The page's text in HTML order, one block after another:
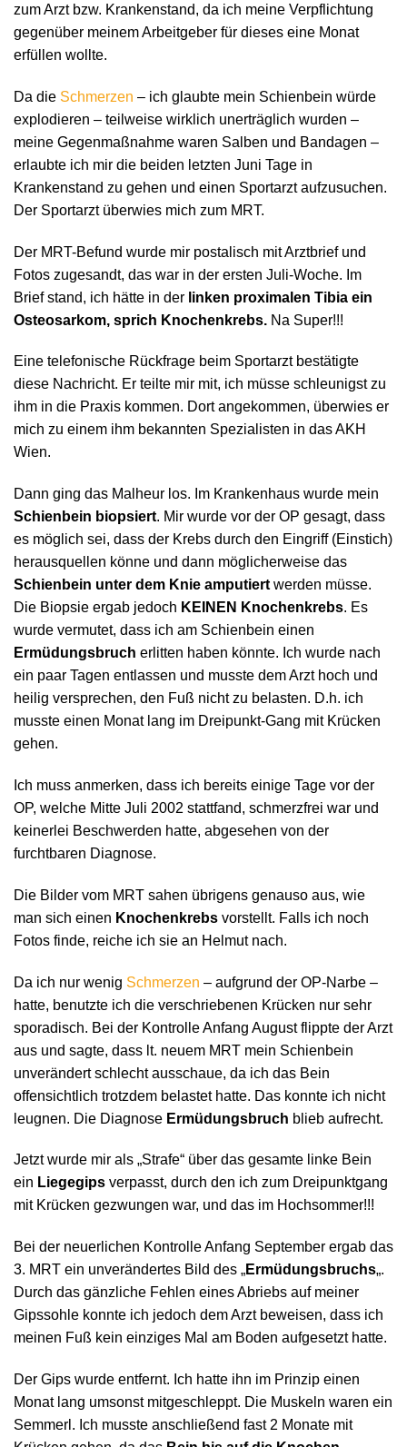
zum Arzt bzw. Krankenstand, da ich meine Verpflichtung
gegenüber meinem Arbeitgeber für dieses eine Monat
erfüllen wollte.
Da die Schmerzen – ich glaubte mein Schienbein würde
explodieren – teilweise wirklich unerträglich wurden –
meine Gegenmaßnahme waren Salben und Bandagen –
erlaubte ich mir die beiden letzten Juni Tage in
Krankenstand zu gehen und einen Sportarzt aufzusuchen.
Der Sportarzt überwies mich zum MRT.
Der MRT-Befund wurde mir postalisch mit Arztbrief und
Fotos zugesandt, das war in der ersten Juli-Woche. Im
Brief stand, ich hätte in der linken proximalen Tibia ein
Osteosarkom, sprich Knochenkrebs. Na Super!!!
Eine telefonische Rückfrage beim Sportarzt bestätigte
diese Nachricht. Er teilte mir mit, ich müsse schleunigst zu
ihm in die Praxis kommen. Dort angekommen, überwies er
mich zu einem ihm bekannten Spezialisten in das AKH
Wien.
Dann ging das Malheur los. Im Krankenhaus wurde mein
Schienbein biopsiert. Mir wurde vor der OP gesagt, dass
es möglich sei, dass der Krebs durch den Eingriff (Einstich)
herausquellen könne und dann möglicherweise das
Schienbein unter dem Knie amputiert werden müsse.
Die Biopsie ergab jedoch KEINEN Knochenkrebs. Es
wurde vermutet, dass ich am Schienbein einen
Ermüdungsbruch erlitten haben könnte. Ich wurde nach
ein paar Tagen entlassen und musste dem Arzt hoch und
heilig versprechen, den Fuß nicht zu belasten. D.h. ich
musste einen Monat lang im Dreipunkt-Gang mit Krücken
gehen.
Ich muss anmerken, dass ich bereits einige Tage vor der
OP, welche Mitte Juli 2002 stattfand, schmerzfrei war und
keinerlei Beschwerden hatte, abgesehen von der
furchtbaren Diagnose.
Die Bilder vom MRT sahen übrigens genauso aus, wie
man sich einen Knochenkrebs vorstellt. Falls ich noch
Fotos finde, reiche ich sie an Helmut nach.
Da ich nur wenig Schmerzen – aufgrund der OP-Narbe –
hatte, benutzte ich die verschriebenen Krücken nur sehr
sporadisch. Bei der Kontrolle Anfang August flippte der Arzt
aus und sagte, dass lt. neuem MRT mein Schienbein
unverändert schlecht ausschaue, da ich das Bein
offensichtlich trotzdem belastet hatte. Das konnte ich nicht
leugnen. Die Diagnose Ermüdungsbruch blieb aufrecht.
Jetzt wurde mir als „Strafe“ über das gesamte linke Bein
ein Liegegips verpasst, durch den ich zum Dreipunktgang
mit Krücken gezwungen war, und das im Hochsommer!!!
Bei der neuerlichen Kontrolle Anfang September ergab das
3. MRT ein unverändertes Bild des „Ermüdungsbruchs„.
Durch das gänzliche Fehlen eines Abriebs auf meiner
Gipssohle konnte ich jedoch dem Arzt beweisen, dass ich
meinen Fuß kein einziges Mal am Boden aufgesetzt hatte.
Der Gips wurde entfernt. Ich hatte ihn im Prinzip einen
Monat lang umsonst mitgeschleppt. Die Muskeln waren ein
Semmerl. Ich musste anschließend fast 2 Monate mit